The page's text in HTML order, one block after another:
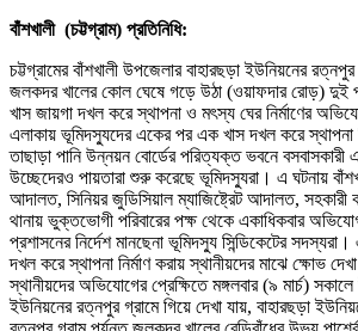
বাঁশখালী (চট্টগ্রাম) প্রতিনিধি:
চট্টগ্রামের বাঁশখালী উপজেলার বাহারছড়া ইউনিয়নের
জলকদর খালের কোল ঘেষে গড়ে উঠা (ওয়াফদার রোড়) দুই
খাস জায়গা দখল করে স্থাপনা ও মৎস্য ঘের নির্মাণের
এলাকায় ভূমিদস্যুদের একের পর এক খাস দখল করে স্থাপনা
তাছাড়া পানি উন্নয়ন বোর্ডের পরিত্যক্ত ভবনে বসবাসকারী
উচ্ছেদেরও পায়তারা শুরু করেছে ভূমিদস্যুরা। এ ঘটনায়
আদালত, সিনিয়র জুডিসিয়াল ম্যাজিষ্ট্রেট আদালত, সহকারী
থানায় ভুক্তভোগী পরিবারের পক্ষ থেকে একাধিকবার
প্রশাসনের নির্দেশ মানছেনা ভূমিদস্যু সিন্ডিকেটের
দখল করে স্থাপনা নির্মাণ করায় স্থানীয়দের মাঝে ক্ষোভ
স্থানীয়দের অভিযোগের প্রেক্ষিতে মঙ্গলবার (৯ মার্চ)
ইউনিয়নের রত্নপুর গ্রামে গিয়ে দেখা যায়, বাহারছড়া